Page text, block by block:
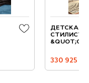
ДЕТСКАЯ
330 925